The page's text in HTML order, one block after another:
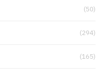
(50)
(294)
(165)